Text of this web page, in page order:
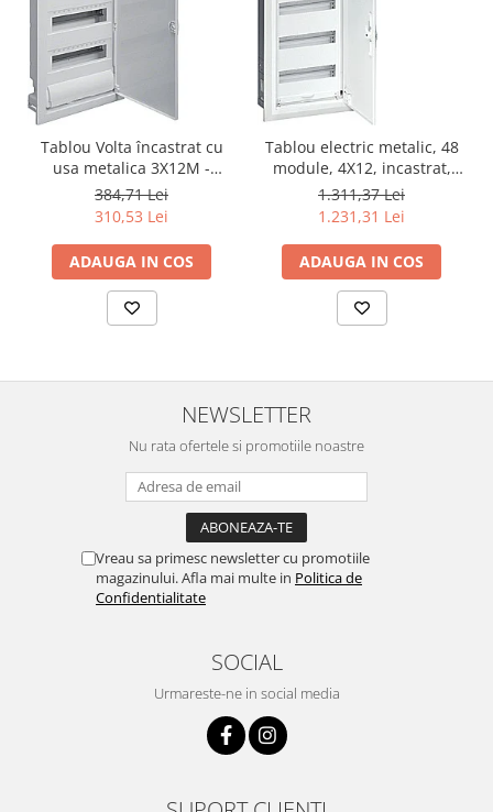
Tablou Volta încastrat cu
usa metalica 3X12M -
HAGER VU36NE
384,71 Lei
310,53 Lei
ADAUGA IN COS
Tablou electric metalic, 48
module, 4X12, incastrat,
Hager, Univers, IP30,
FWU41S
1.311,37 Lei
1.231,31 Lei
ADAUGA IN COS
NEWSLETTER
Nu rata ofertele si promotiile noastre
Vreau sa primesc newsletter cu promotiile
magazinului. Afla mai multe in Politica de
Confidentialitate
SOCIAL
Urmareste-ne in social media